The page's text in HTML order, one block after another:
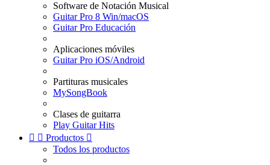
Software de Notación Musical
Guitar Pro 8 Win/macOS
Guitar Pro Educación
Aplicaciones móviles
Guitar Pro iOS/Android
Partituras musicales
MySongBook
Clases de guitarra
Play Guitar Hits
  Productos 
Todos los productos